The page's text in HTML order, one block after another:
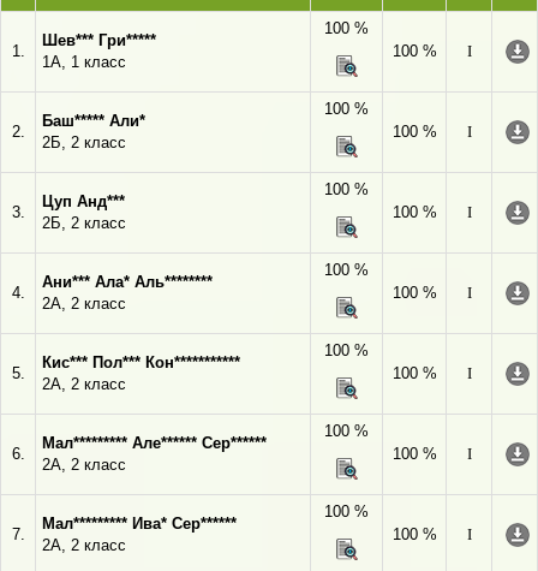
1.
Шев*** Гри*****
1А, 1 класс
100 %
100 %
I
2.
Баш***** Али*
2Б, 2 класс
100 %
100 %
I
3.
Цуп Анд***
2Б, 2 класс
100 %
100 %
I
4.
Ани*** Ала* Аль********
2А, 2 класс
100 %
100 %
I
5.
Кис*** Пол*** Кон***********
2А, 2 класс
100 %
100 %
I
6.
Мал********* Але****** Сер******
2А, 2 класс
100 %
100 %
I
7.
Мал********* Ива* Сер******
2А, 2 класс
100 %
100 %
I